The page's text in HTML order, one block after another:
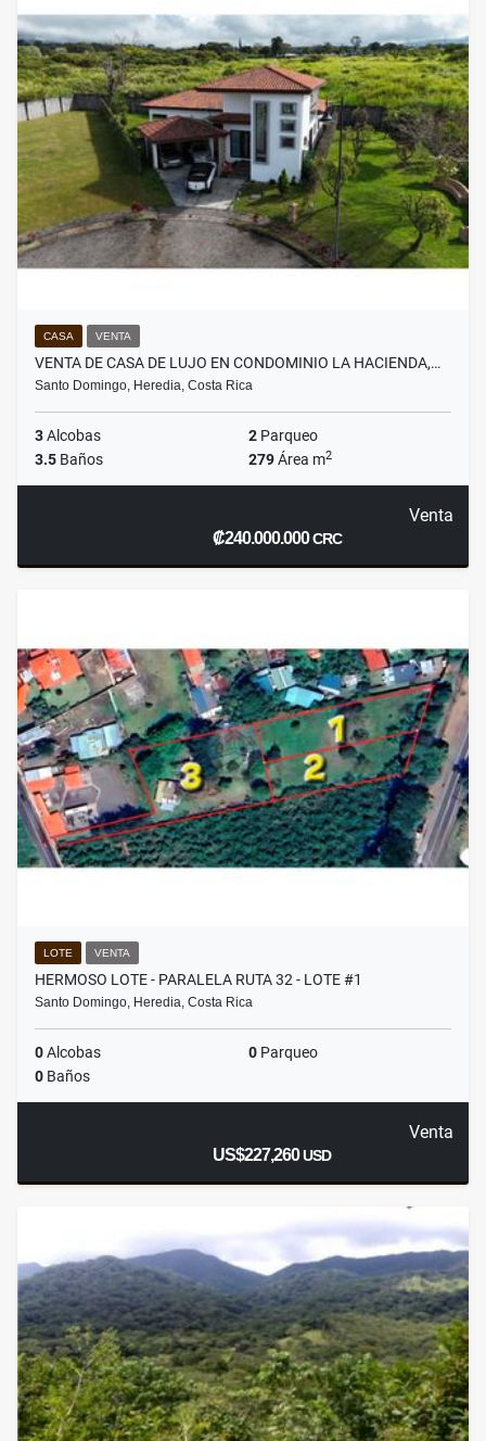
CASA VENTA
VENTA DE CASA DE LUJO EN CONDOMINIO LA HACIENDA,…
Santo Domingo, Heredia, Costa Rica
3Alcobas 2 Parqueo
3.5 Baños 279Área m2
Venta
₡240.000.000CRC
LOTE VENTA
HERMOSO LOTE - PARALELA RUTA 32 - LOTE #1
Santo Domingo, Heredia, Costa Rica
0Alcobas 0 Parqueo
0 Baños
Venta
US$227,260USD